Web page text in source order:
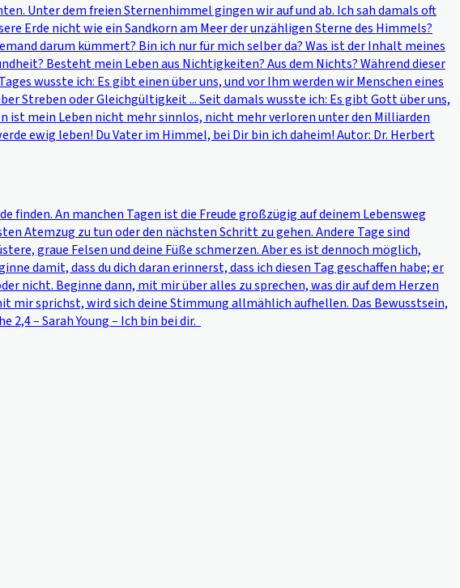
Unter dem freien Sternenhimmel gingen wir auf und ab. Ich sah damals oft
Erde nicht wie ein Sandkorn am Meer der unzähligen Sterne des Himmels?
darum kümmert? Bin ich nur für mich selber da? Was ist der Inhalt meines
Besteht mein Leben aus Nichtigkeiten? Aus dem Nichts? Während dieser
wusste ich: Es gibt einen über uns, und vor Ihm werden wir Menschen eines
Streben oder Gleichgültigkeit ... Seit damals wusste ich: Es gibt Gott über uns,
ist mein Leben nicht mehr sinnlos, nicht mehr verloren unter den Milliarden
ewig leben! Du Vater im Himmel, bei Dir bin ich daheim! Autor: Dr. Herbert
finden. An manchen Tagen ist die Freude großzügig auf deinem Lebensweg
Atemzug zu tun oder den nächsten Schritt zu gehen. Andere Tage sind
graue Felsen und deine Füße schmerzen. Aber es ist dennoch möglich,
damit, dass du dich daran erinnerst, dass ich diesen Tag geschaffen habe; er
nicht. Beginne dann, mit mir über alles zu sprechen, was dir auf dem Herzen
mir sprichst, wird sich deine Stimmung allmählich aufhellen. Das Bewusstsein,
– Sarah Young – Ich bin bei dir.